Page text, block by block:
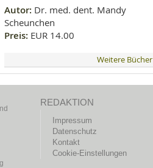
Autor: Dr. med. dent. Mandy
Scheunchen
Preis: EUR 14.00
Weitere Bücher
REDAKTION
Impressum
Datenschutz
Kontakt
Cookie-Einstellungen